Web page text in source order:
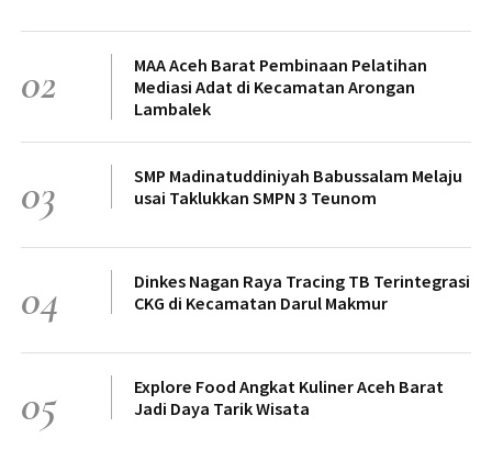
02
MAA Aceh Barat Pembinaan Pelatihan
Mediasi Adat di Kecamatan Arongan
Lambalek
03
SMP Madinatuddiniyah Babussalam Melaju
usai Taklukkan SMPN 3 Teunom
04
Dinkes Nagan Raya Tracing TB Terintegrasi
CKG di Kecamatan Darul Makmur
05
Explore Food Angkat Kuliner Aceh Barat
Jadi Daya Tarik Wisata